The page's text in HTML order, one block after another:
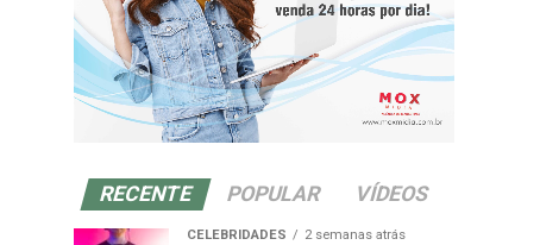
RECENTE POPULAR VÍDEOS
CELEBRIDADES 2 semanas atrás